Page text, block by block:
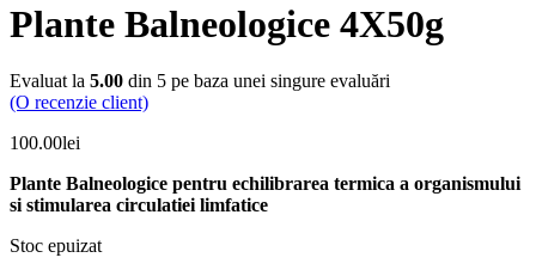
Plante Balneologice 4X50g
Evaluat la 5.00 din 5 pe baza unei singure evaluări
(O recenzie client)
100.00lei
Plante Balneologice pentru echilibrarea termica a organismului
si stimularea circulatiei limfatice
Stoc epuizat